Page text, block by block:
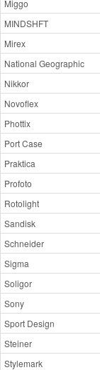
Miggo
MINDSHFT
Mirex
National Geographic
Nikkor
Novoflex
Phottix
Port Case
Praktica
Profoto
Rotolight
Sandisk
Schneider
Sigma
Soligor
Sony
Sport Design
Steiner
Stylemark